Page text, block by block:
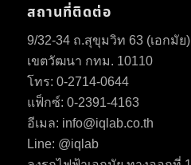
สถานที่ติดต่อ
9/32-34 ถ.สุขุมวิท 63 (เอกมัย)
เขตวัฒนา กทม. 10110
โทร: 0-2714-0644
แฟ็กซ์: 0-2391-4163
อีเมล: info@iqlab.co.th
Line: @iqlab